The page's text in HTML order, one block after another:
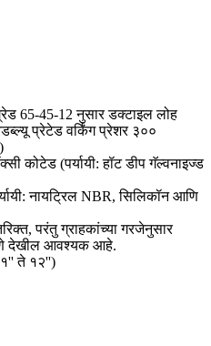
65-45-12 नुसार डक्टाइल लोह
प्रेटेड वर्किंग प्रेशर ३००
कोटेड (पर्यायी: हॉट डीप गॅल्वनाइज्ड
नायट्रिल NBR, सिलिकॉन आणि
परंतु ग्राहकांच्या गरजेनुसार
देखील आवश्यक आहे.
ते १२'')